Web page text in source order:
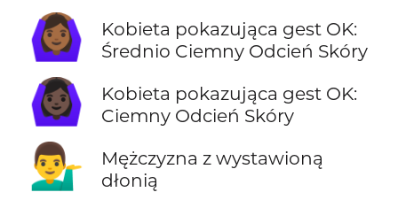
🙆🏾‍♀️
Kobieta pokazująca gest OK:
Średnio Ciemny Odcień Skóry
🙆🏿‍♀️
Kobieta pokazująca gest OK:
Ciemny Odcień Skóry
💁‍♂️
Mężczyzna z wystawioną
dłonią